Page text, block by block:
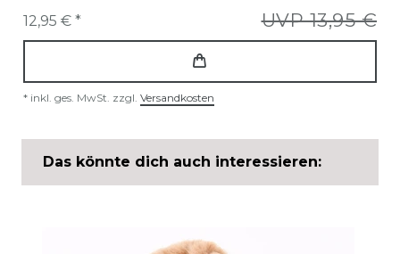
UVP 13,95 €
12,95 € *
* inkl. ges. MwSt. zzgl. Versandkosten
Das könnte dich auch interessieren: